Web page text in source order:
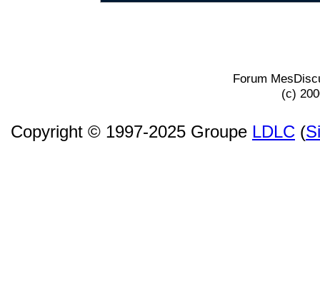
Forum
(c)
Copyright © 1997-2025 Groupe LDLC (